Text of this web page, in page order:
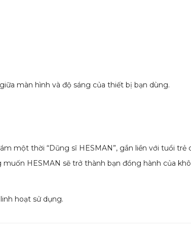
màn hình và độ sáng của thiết bị bạn dùng.
một thời “Dũng sĩ HESMAN”, gắn liền với tuổi trẻ
HESMAN sẽ trở thành bạn đồng hành của
hoạt sử dụng.